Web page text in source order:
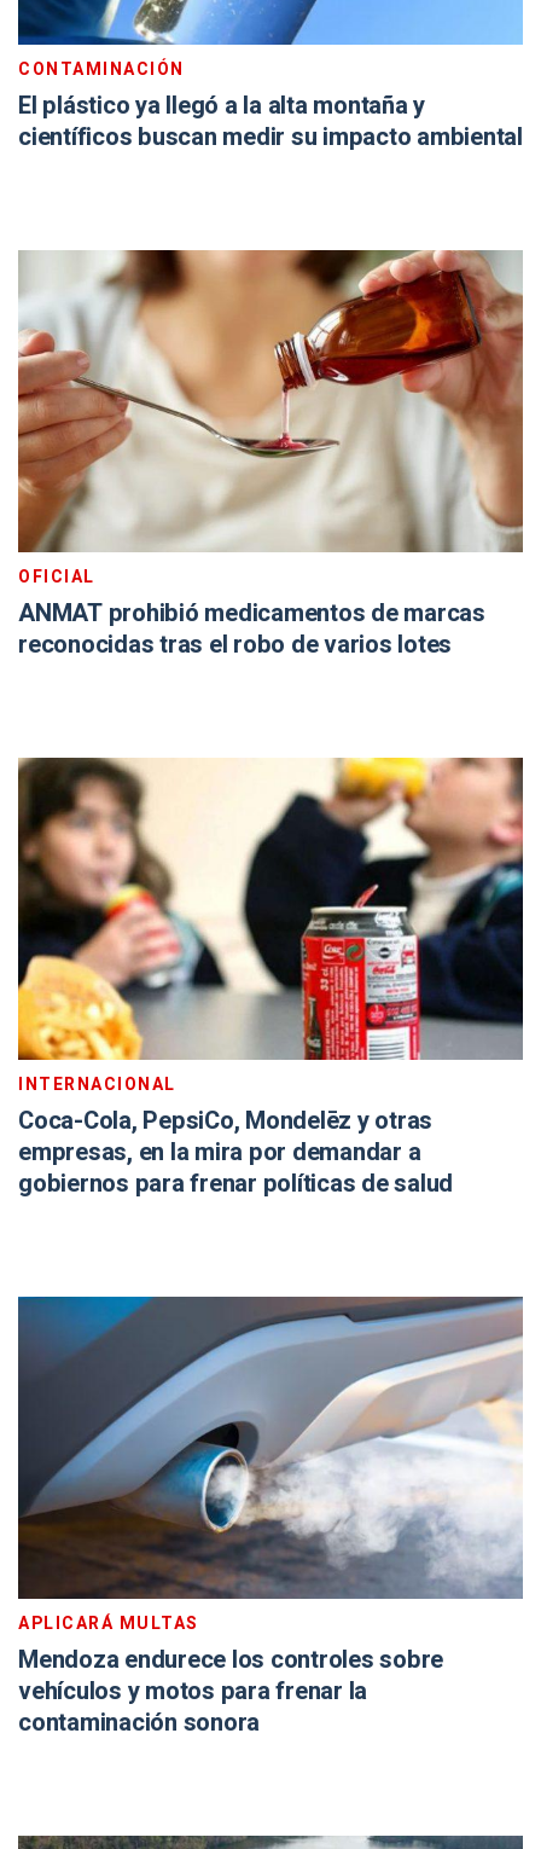
CONTAMINACIÓN
El plástico ya llegó a la alta montaña y
científicos buscan medir su impacto ambiental
OFICIAL
ANMAT prohibió medicamentos de marcas
reconocidas tras el robo de varios lotes
INTERNACIONAL
Coca-Cola, PepsiCo, Mondelēz y otras
empresas, en la mira por demandar a
gobiernos para frenar políticas de salud
APLICARÁ MULTAS
Mendoza endurece los controles sobre
vehículos y motos para frenar la
contaminación sonora